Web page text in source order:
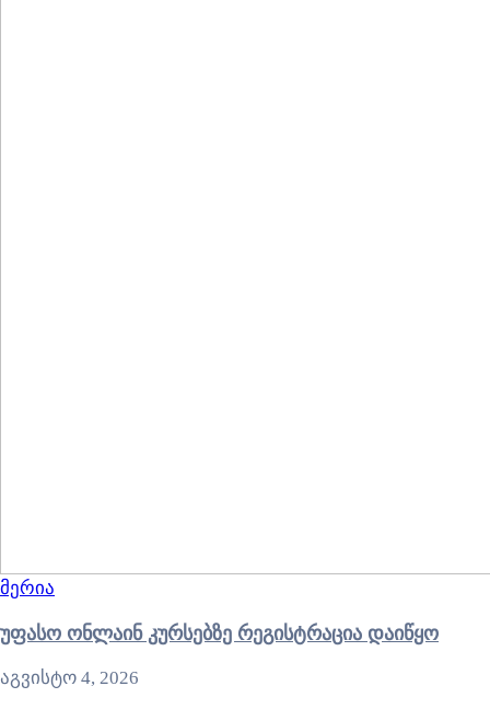
მერია
უფასო ონლაინ კურსებზე რეგისტრაცია დაიწყო
აგვისტო 4, 2026